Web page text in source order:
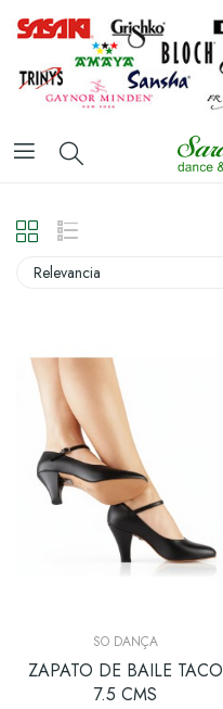
Relevancia
SO DANÇA
ZAPATO DE BAILE TACO
7.5 CMS